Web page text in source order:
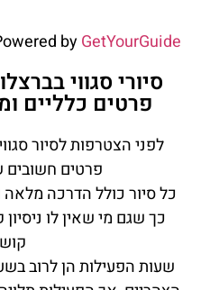
byGetYourGuide
סיורי סגווי
פרטים כלליים
לפני הצטרפות לסיור
פרטים חשובים
כל סיור כולל הדרכה מלאה
כך שגם מי שאין לו
שעות הפעילות הן לרוב